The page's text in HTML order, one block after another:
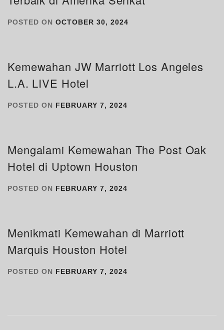
POSTED ON OCTOBER 30, 2024
Kemewahan JW Marriott Los Angeles
L.A. LIVE Hotel
POSTED ON FEBRUARY 7, 2024
Mengalami Kemewahan The Post Oak
Hotel di Uptown Houston
POSTED ON FEBRUARY 7, 2024
Menikmati Kemewahan di Marriott
Marquis Houston Hotel
POSTED ON FEBRUARY 7, 2024